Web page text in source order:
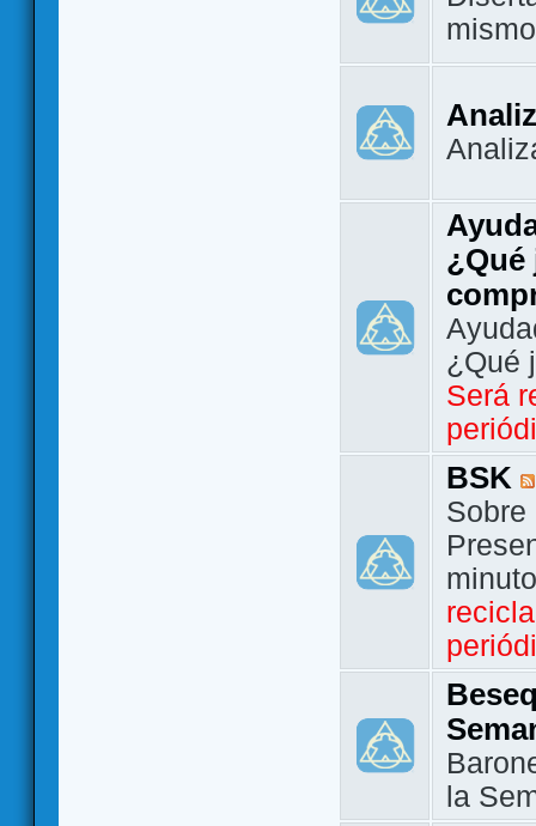
¿Qué
¿Qué
Será
BSK
Sobre
la